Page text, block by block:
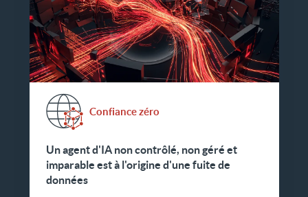
Confiance zéro
Un agent d'IA non contrôlé, non géré et
imparable est à l'origine d'une fuite de
données